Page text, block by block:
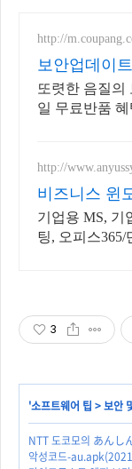
http://
보안업데이
또렷한 음질의
일 무료반품
http://
비즈니스 윈
객과 소통하
기업용 MS, 기
팅, 오피스365/
3
'소프트웨어 팁 >보안
NTT 도코모의 あんし
악성코드-